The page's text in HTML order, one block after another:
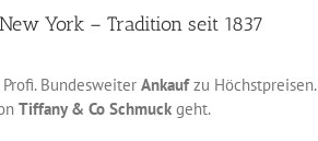
York – Tradition seit 1837
Bundesweiter Ankaufzu Höchstpreisen.
Tiffany & Co Schmuck geht.